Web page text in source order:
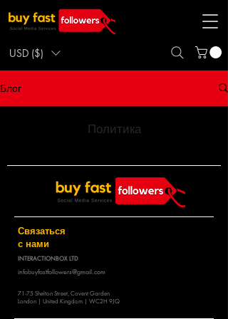
USD ($)
Блог
Политика
Связаться
с нами
INTERACTIONBOX LTD
infobuyfastfollowers@gmail.com
71-75 Shelton Street, Covent Garden
London | United Kingdom | WC2H 9JQ